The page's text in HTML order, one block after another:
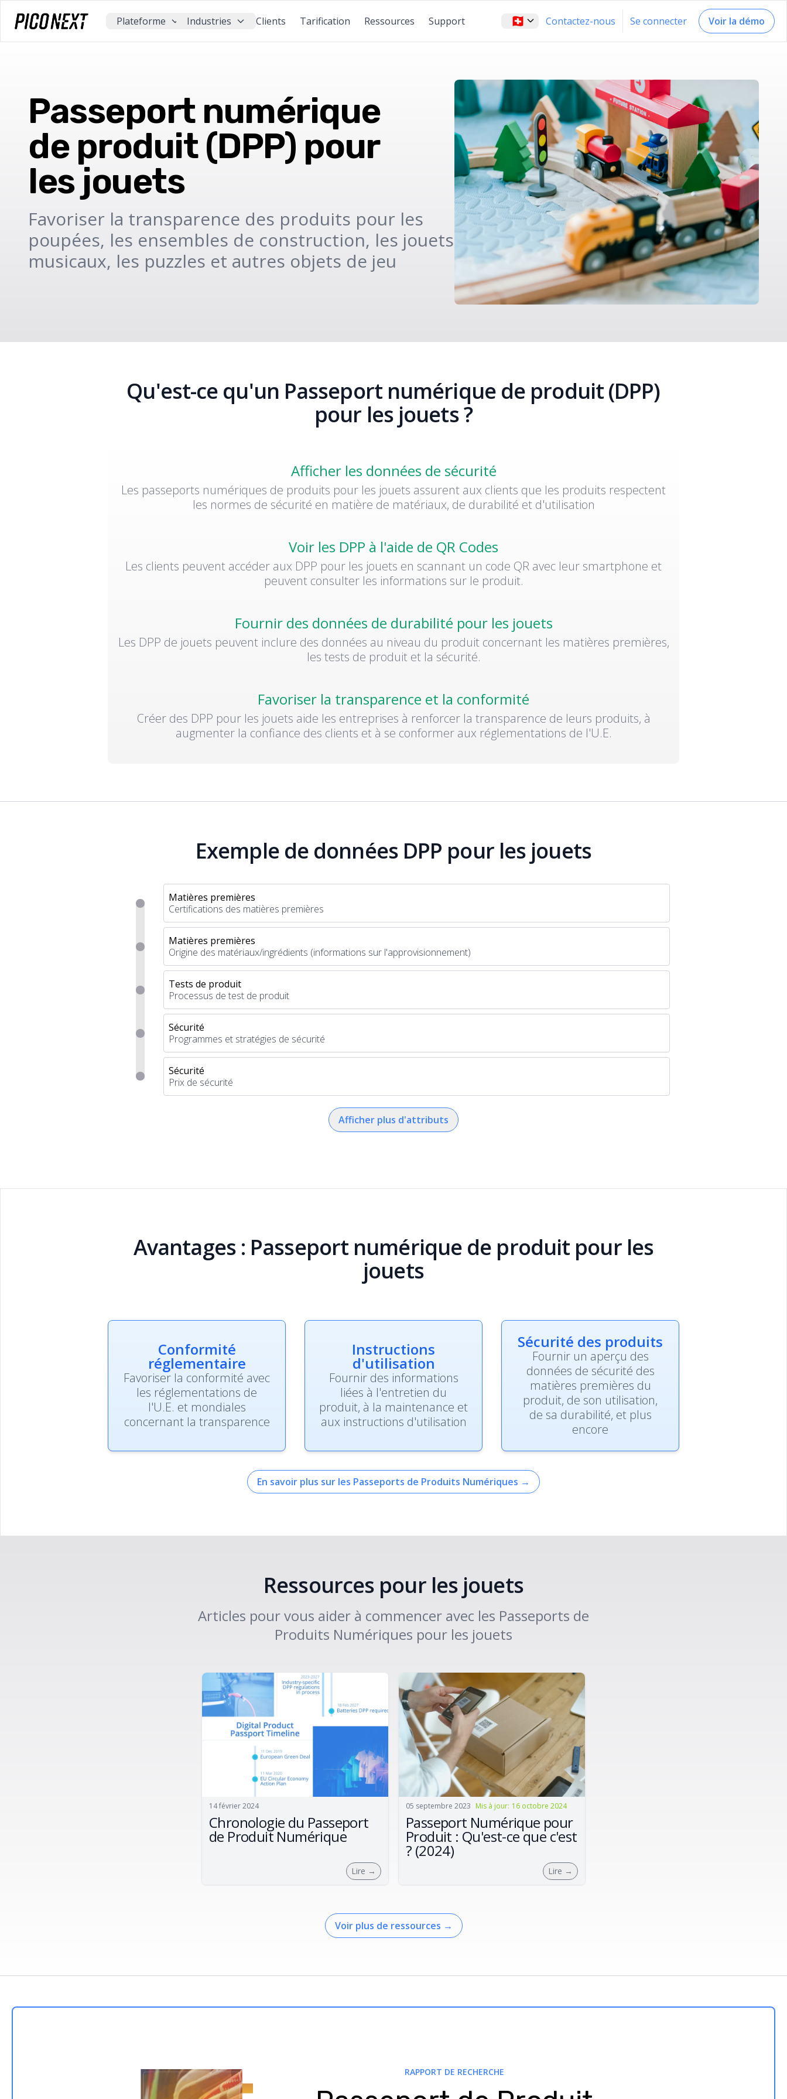
🇨🇭 Contactez-nous Se connecter Voir la démo
Plateforme Industries Clients Tarification Ressources Support
Passeport numérique
de produit (DPP) pour
les jouets
Favoriser la transparence des produits pour les
poupées, les ensembles de construction, les jouets
musicaux, les puzzles et autres objets de jeu
Qu'est-ce qu'un Passeport numérique de produit (DPP)
pour les jouets ?
Afficher les données de sécurité
Les passeports numériques de produits pour les jouets assurent aux clients que les produits respectent
les normes de sécurité en matière de matériaux, de durabilité et d'utilisation
Voir les DPP à l'aide de QR Codes
Les clients peuvent accéder aux DPP pour les jouets en scannant un code QR avec leur smartphone et
peuvent consulter les informations sur le produit.
Fournir des données de durabilité pour les jouets
Les DPP de jouets peuvent inclure des données au niveau du produit concernant les matières premières,
les tests de produit et la sécurité.
Favoriser la transparence et la conformité
Créer des DPP pour les jouets aide les entreprises à renforcer la transparence de leurs produits, à
augmenter la confiance des clients et à se conformer aux réglementations de l'U.E.
Exemple de données DPP pour les jouets
Matières premières
Certifications des matières premières
Matières premières
Origine des matériaux/ingrédients (informations sur l'approvisionnement)
Tests de produit
Processus de test de produit
Sécurité
Programmes et stratégies de sécurité
Sécurité
Prix de sécurité
Afficher plus d'attributs
Avantages : Passeport numérique de produit pour les
jouets
Conformité
réglementaire
Favoriser la conformité avec
les réglementations de
l'U.E. et mondiales
concernant la transparence
Instructions
d'utilisation
Fournir des informations
liées à l'entretien du
produit, à la maintenance et
aux instructions d'utilisation
Sécurité des produits
Fournir un aperçu des
données de sécurité des
matières premières du
produit, de son utilisation,
de sa durabilité, et plus
encore
En savoir plus sur les Passeports de Produits Numériques →
Ressources pour les jouets
Articles pour vous aider à commencer avec les Passeports de
Produits Numériques pour les jouets
14 février 2024
Chronologie du Passeport
de Produit Numérique
Lire →
05 septembre 2023 Mis à jour: 16 octobre 2024
Passeport Numérique pour
Produit : Qu'est-ce que c'est
? (2024)
Lire →
Voir plus de ressources →
RAPPORT DE RECHERCHE